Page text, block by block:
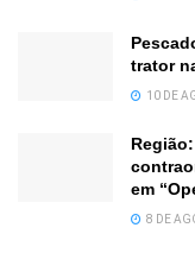
trator
10 DE
em
8 DE